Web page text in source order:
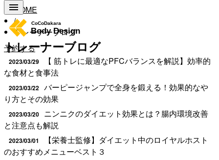
予約する
HOME
/
トレーナーブログ
トレーナーブログ
2023/03/29
【 筋トレに最適なPFCバランスを解説】効率的
な食材と食事法
2023/03/22 バーピージャンプで全身を鍛える！効果的なや
り方とその効果
2023/03/20
ニンニクのダイエット効果とは？腸内環境改善
と注意点も解説
2023/03/01
【栄養士監修】ダイエット中のロイヤルホスト
のおすすめメニューベスト３